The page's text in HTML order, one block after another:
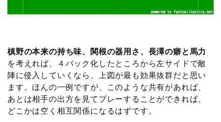
槙野の本来の持ち味、関根の器用さ、長澤の癖と馬力
を考えれば、４バック化したところから左サイドで敵
陣に侵入していくなら、上図が最も効果抜群だと思い
ます。ほんの一例ですが、このような共有があれば、
あとは相手の出方を見てプレーすることができれば、
どこかは空く相互関係になるはずです。